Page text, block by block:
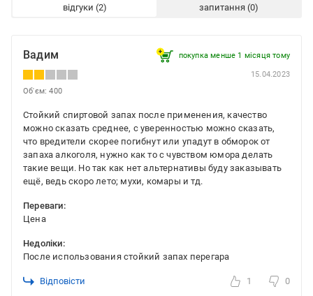
відгуки запитання
Вадим покупка менше 1 місяця томy
15.04.2023
Об'єм: 400
Стойкий спиртовой запах после применения, качество
можно сказать среднее, с уверенностью можно сказать,
что вредители скорее погибнут или упадут в обморок от
запаха алкоголя, нужно как то с чувством юмора делать
такие вещи. Но так как нет альтернативы буду заказывать
ещё, ведь скоро лето; мухи, комары и тд.
Переваги:
Цена
Недоліки:
После использования стойкий запах перегара
Відповісти 1 0